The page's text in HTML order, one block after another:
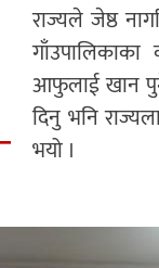
राज्यले जेष्ठ
आफुलाई खान
दिनु भनि
भयो ।